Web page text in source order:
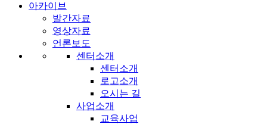
아카이브
발간자료
영상자료
언론보도
센터소개
센터소개
로고소개
오시는 길
사업소개
교육사업